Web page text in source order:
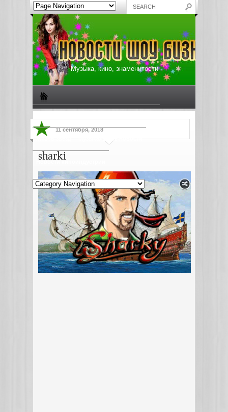
Музыка, кино, знаменитости
Жизнь звезд Музыкальные новости
Новости киноиндустрии
11 сентября, 2018
sharki